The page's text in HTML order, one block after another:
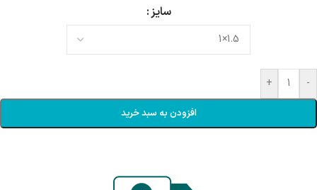
سایز
-
+
افزودن به سبد خرید